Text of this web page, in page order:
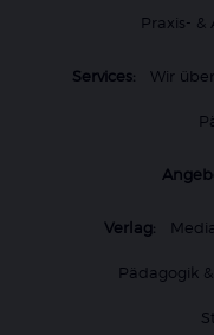
Praxis-
Services: Wir
Verlag:
Pädagogik